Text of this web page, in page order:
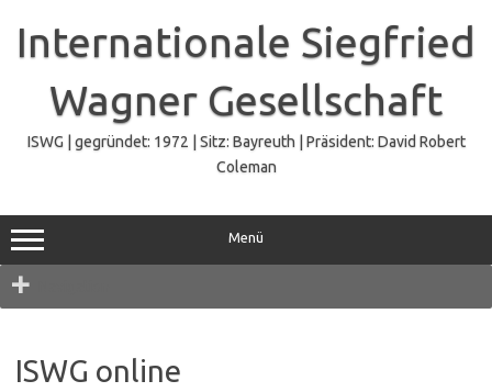
springen
Internationale Siegfried
Wagner Gesellschaft
ISWG | gegründet: 1972 | Sitz: Bayreuth | Präsident: David Robert
Coleman
Menü
ISWG online